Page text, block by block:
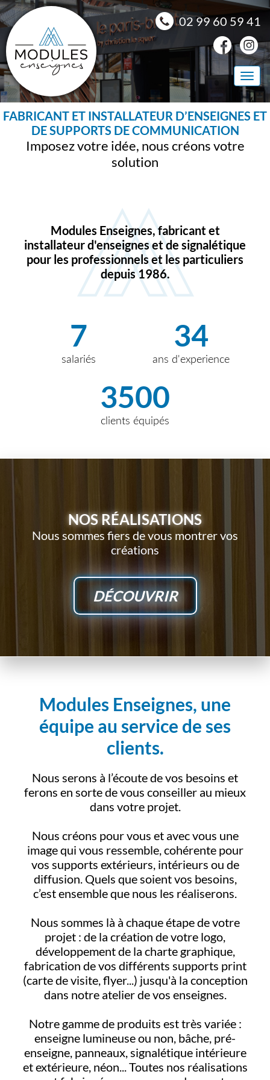
02 99 60 59 41
FABRICANT ET INSTALLATEUR D’ENSEIGNES ET
DE SUPPORTS DE COMMUNICATION
Imposez votre idée, nous créons votre
solution
Modules Enseignes, fabricant et
installateur d'enseignes et de signalétique
pour les professionnels et les particuliers
depuis 1986.
7
salariés
34
ans d'experience
3500
clients équipés
NOS RÉALISATIONS
Nous sommes fiers de vous montrer vos
créations
DÉCOUVRIR
Modules Enseignes, une
équipe au service de ses
clients.
Nous serons à l’écoute de vos besoins et
ferons en sorte de vous conseiller au mieux
dans votre projet.
Nous créons pour vous et avec vous une
image qui vous ressemble, cohérente pour
vos supports extérieurs, intérieurs ou de
diffusion. Quels que soient vos besoins,
c’est ensemble que nous les réaliserons.
Nous sommes là à chaque étape de votre
projet : de la création de votre logo,
développement de la charte graphique,
fabrication de vos différents supports print
(carte de visite, flyer...) jusqu'à la conception
dans notre atelier de vos enseignes.
Notre gamme de produits est très variée :
enseigne lumineuse ou non, bâche, pré-
enseigne, panneaux, signalétique intérieure
et extérieure, néon... Toutes nos réalisations
Panneau de gestion des cookies